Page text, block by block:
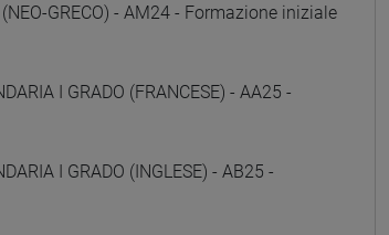
(NEO-GRECO) - AM24 - Formazione iniziale
I GRADO (FRANCESE) - AA25 -
I GRADO (INGLESE) - AB25 -